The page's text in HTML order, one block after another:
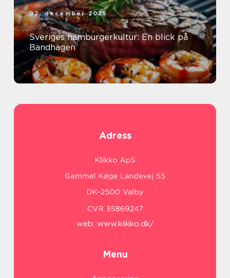
02. december 2025
Sveriges hamburgerkultur: En blick på
Bandhagen
Adress
web: www.klikko.dk/
Menu